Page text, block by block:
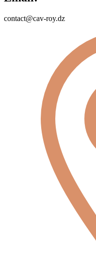
contact@cav-roy.dz